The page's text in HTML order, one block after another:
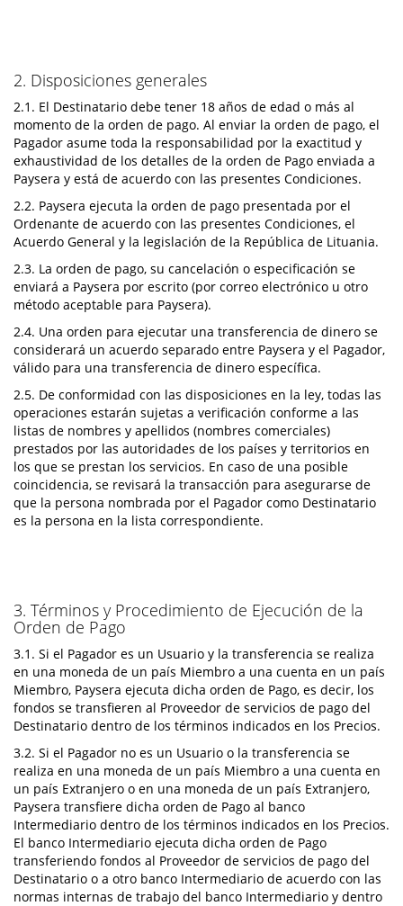
2. Disposiciones generales
2.1. El Destinatario debe tener 18 años de edad o más al
momento de la orden de pago. Al enviar la orden de pago, el
Pagador asume toda la responsabilidad por la exactitud y
exhaustividad de los detalles de la orden de Pago enviada a
Paysera y está de acuerdo con las presentes Condiciones.
2.2. Paysera ejecuta la orden de pago presentada por el
Ordenante de acuerdo con las presentes Condiciones, el
Acuerdo General y la legislación de la República de Lituania.
2.3. La orden de pago, su cancelación o especificación se
enviará a Paysera por escrito (por correo electrónico u otro
método aceptable para Paysera).
2.4. Una orden para ejecutar una transferencia de dinero se
considerará un acuerdo separado entre Paysera y el Pagador,
válido para una transferencia de dinero específica.
2.5. De conformidad con las disposiciones en la ley, todas las
operaciones estarán sujetas a verificación conforme a las
listas de nombres y apellidos (nombres comerciales)
prestados por las autoridades de los países y territorios en
los que se prestan los servicios. En caso de una posible
coincidencia, se revisará la transacción para asegurarse de
que la persona nombrada por el Pagador como Destinatario
es la persona en la lista correspondiente.
3. Términos y Procedimiento de Ejecución de la
Orden de Pago
3.1. Si el Pagador es un Usuario y la transferencia se realiza
en una moneda de un país Miembro a una cuenta en un país
Miembro, Paysera ejecuta dicha orden de Pago, es decir, los
fondos se transfieren al Proveedor de servicios de pago del
Destinatario dentro de los términos indicados en los Precios.
3.2. Si el Pagador no es un Usuario o la transferencia se
realiza en una moneda de un país Miembro a una cuenta en
un país Extranjero o en una moneda de un país Extranjero,
Paysera transfiere dicha orden de Pago al banco
Intermediario dentro de los términos indicados en los Precios.
El banco Intermediario ejecuta dicha orden de Pago
transferiendo fondos al Proveedor de servicios de pago del
Destinatario o a otro banco Intermediario de acuerdo con las
normas internas de trabajo del banco Intermediario y dentro